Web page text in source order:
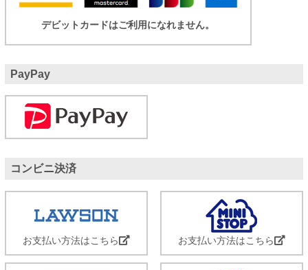
デビットカードはご利用になれません。
PayPay
コンビニ決済
お支払い方法はこちら お支払い方法はこちら